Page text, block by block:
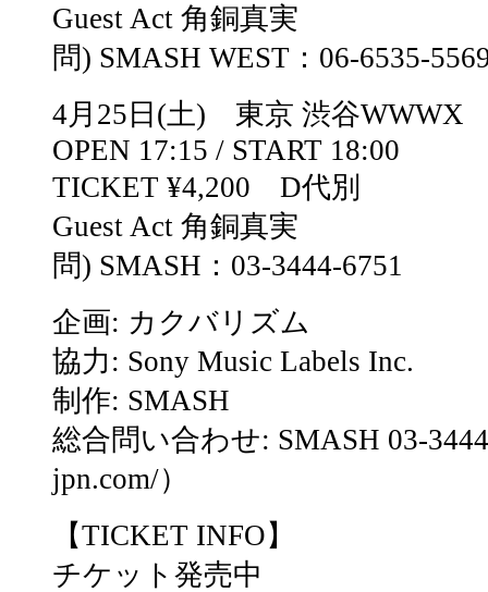
Guest Act 角銅真実
問) SMASH WEST：06-6535-
4月25日(土) 東京 渋谷WWWX
OPEN 17:15 / START 18:00
TICKET ¥4,200 D代別
Guest Act 角銅真実
問) SMASH：03-3444-6751
企画: カクバリズム
協力: Sony Music Labels Inc.
制作: SMASH
総合問い合わせ: SMASH 03-
jpn.com/）
【TICKET INFO】
チケット発売中